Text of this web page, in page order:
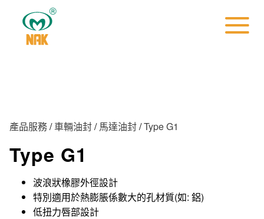
產品服務/車輛油封/馬達油封/Type G1
Type G1
波浪狀橡膠外徑設計
特別適用於熱膨脹係數大的孔材質(如: 鋁)
低扭力唇部設計